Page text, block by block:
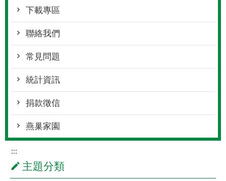
下載專區
聯絡我們
常見問題
統計資訊
捐款徵信
燕巢家園
:::
主題分類